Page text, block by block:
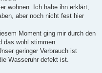
wohnen. Ich habe ihn erklärt,
aber noch nicht fest hier
Moment ging mir durch den
das wohl stimmen.
geringer Verbrauch ist
Wasseruhr defekt ist.